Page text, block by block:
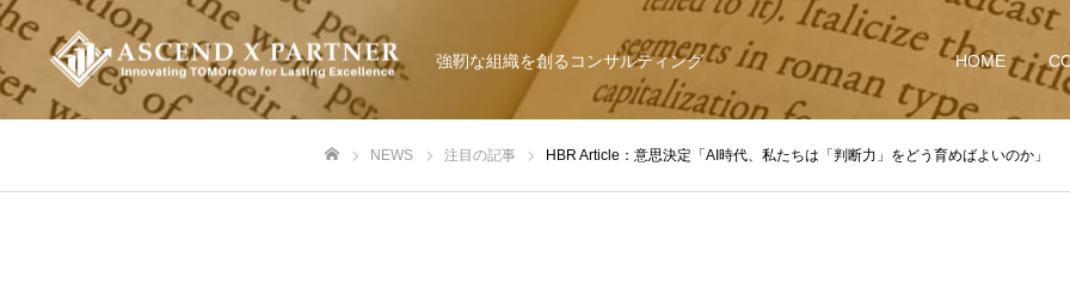
強靭な組織を創るコンサルティング HOME
NEWS 注目の記事 HBR Article：意思決定「AI時代、私たちは「判断力」をどう育めばよいのか」